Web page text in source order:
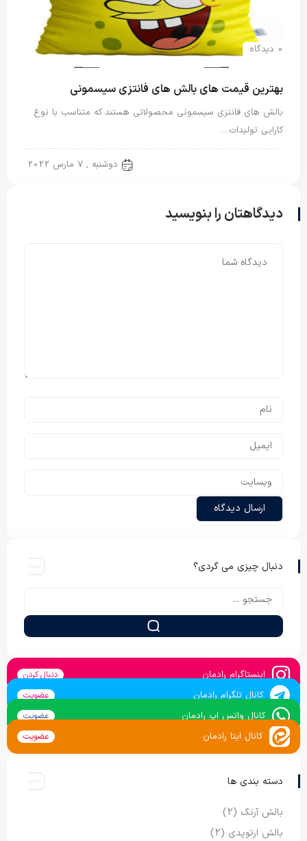
0 دیدگاه
بهترین قیمت های بالش های فانتزی سیسمونی
بالش های فانتزی سیسمونی محصولاتی هستند که متناسب با نوع
کارایی تولیدات…
دوشنبه , 7 مارس 2022
دیدگاهتان را بنویسید
دنبال چیزی می گردی؟
اینستاگرام رادمان دنبال کردن
کانال تلگرام رادمان عضویت
کانال واتس اپ رادمان عضویت
کانال ایتا رادمان عضویت
دسته بندی ها
بالش آرنگ (2)
بالش ارتوپدی (2)